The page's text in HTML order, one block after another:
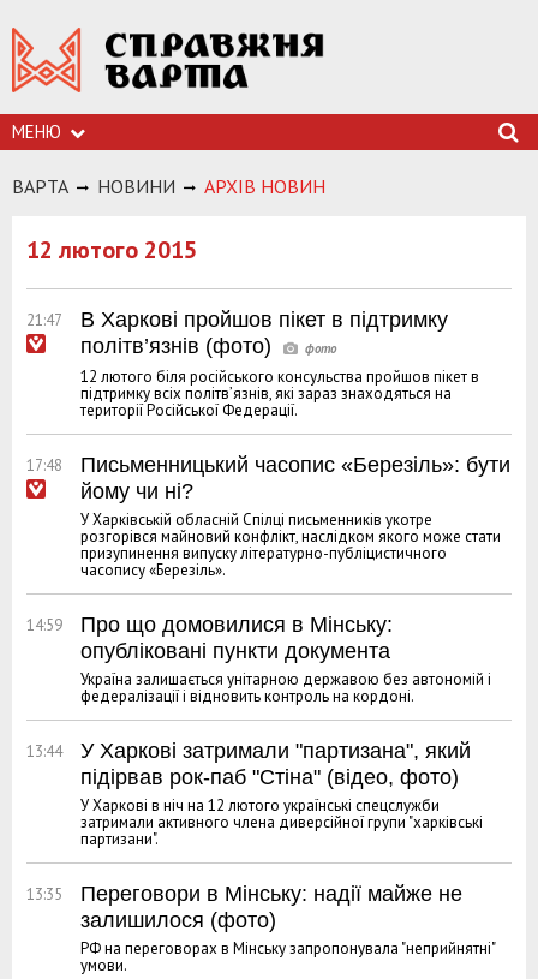
МЕНЮ
ВАРТА НОВИНИ АРХIВ НОВИН
12 лютого 2015
21:47
В Харкові пройшов пікет в підтримку
політв’язнів (фото)
12 лютого біля російського консульства пройшов пікет в
підтримку всіх політв’язнів, які зараз знаходяться на
території Російської Федерації.
17:48
Письменницький часопис «Березіль»: бути
йому чи ні?
У Харківській обласній Спілці письменників укотре
розгорівся майновий конфлікт, наслідком якого може стати
призупинення випуску літературно-публіцистичного
часопису «Березіль».
14:59
Про що домовилися в Мінську:
опубліковані пункти документа
Україна залишається унітарною державою без автономій і
федералізації і відновить контроль на кордоні.
13:44
У Харкові затримали "партизана", який
підірвав рок-паб "Стіна" (відео, фото)
У Харкові в ніч на 12 лютого українські спецслужби
затримали активного члена диверсійної групи "харківські
партизани".
13:35
Переговори в Мінську: надії майже не
залишилося (фото)
РФ на переговорах в Мінську запропонувала "неприйнятні"
умови.